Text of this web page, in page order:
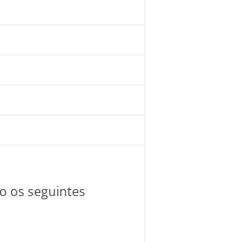
os seguintes